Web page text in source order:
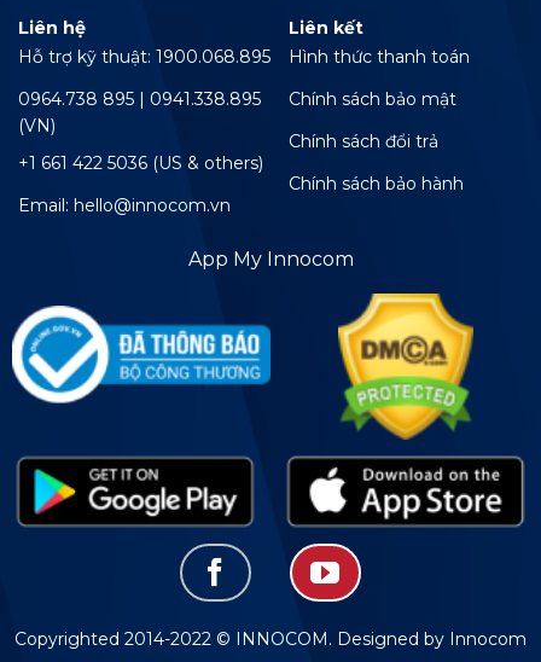
Liên hệ
Hỗ trợ kỹ thuật: 1900.068.895
0964.738 895 | 0941.338.895
(VN)
+1 661 422 5036 (US & others)
Email: hello@innocom.vn
Liên kết
Hình thức thanh toán
Chính sách bảo mật
Chính sách đổi trả
Chính sách bảo hành
App My Innocom
Copyrighted 2014-2022 © INNOCOM. Designed by Innocom